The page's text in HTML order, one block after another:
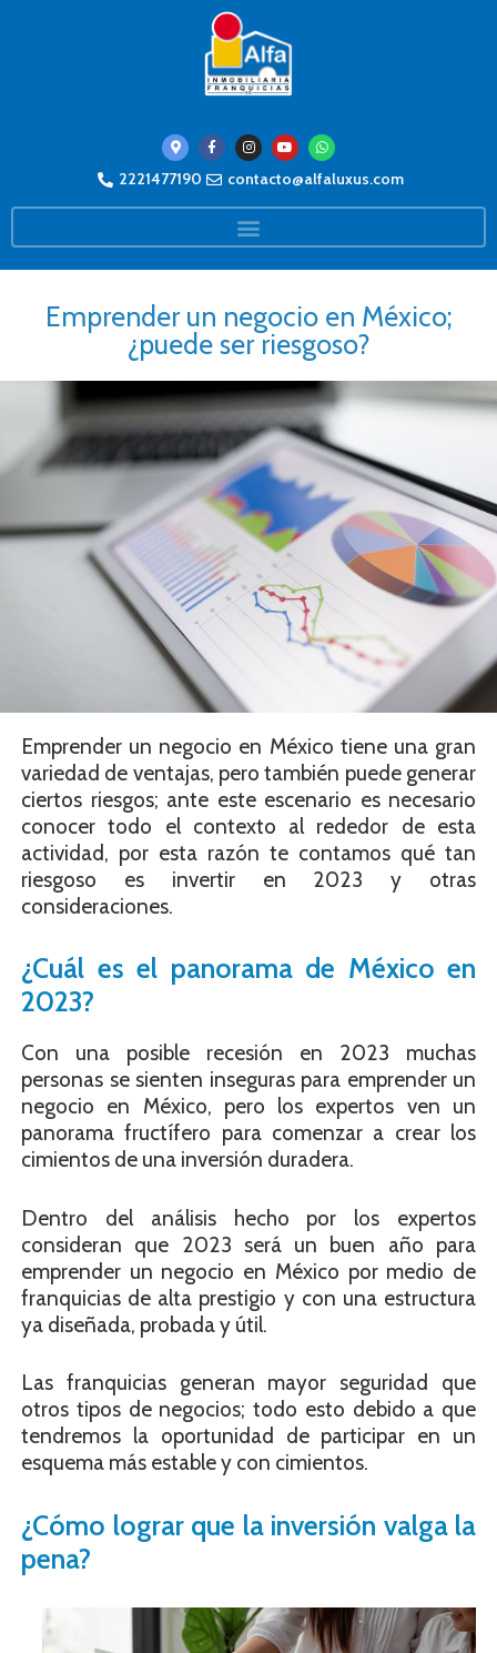
2221477190 contacto@alfaluxus.com
Emprender un negocio en México;
¿puede ser riesgoso?
Emprender un negocio en México tiene una gran
variedad de ventajas, pero también puede generar
ciertos riesgos; ante este escenario es necesario
conocer todo el contexto al rededor de esta
actividad, por esta razón te contamos qué tan
riesgoso es invertir en 2023 y otras
consideraciones.
¿Cuál es el panorama de México en
2023?
Con una posible recesión en 2023 muchas
personas se sienten inseguras para emprender un
negocio en México, pero los expertos ven un
panorama fructífero para comenzar a crear los
cimientos de una inversión duradera.
Dentro del análisis hecho por los expertos
consideran que 2023 será un buen año para
emprender un negocio en México por medio de
franquicias de alta prestigio y con una estructura
ya diseñada, probada y útil.
Las franquicias generan mayor seguridad que
otros tipos de negocios; todo esto debido a que
tendremos la oportunidad de participar en un
esquema más estable y con cimientos.
¿Cómo lograr que la inversión valga la
pena?